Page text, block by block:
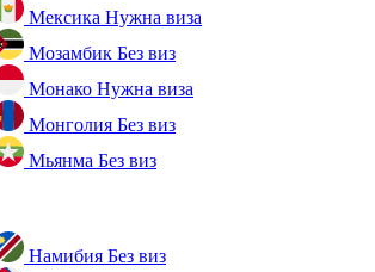
Мексика Нужна виза
Мозамбик Без виз
Монако Нужна виза
Монголия Без виз
Мьянма Без виз
Намибия Без виз